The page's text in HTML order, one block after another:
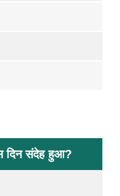
दिन संदेह हुआ?